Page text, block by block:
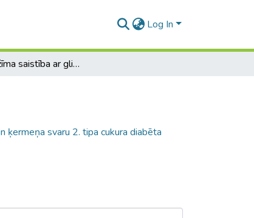
Log In
Uztura režīma saistība ar glikēmijas kontroli un ķermeņa svaru 2. tipa cukura diabēta pacientiem
ķermeņa svaru 2. tipa cukura diabēta